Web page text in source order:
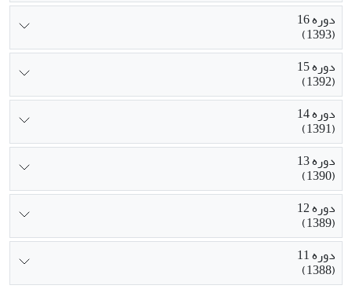
دوره 16
(1393)
دوره 15
(1392)
دوره 14
(1391)
دوره 13
(1390)
دوره 12
(1389)
دوره 11
(1388)